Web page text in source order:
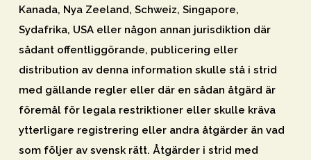
Kanada, Nya Zeeland, Schweiz, Singapore,
Sydafrika, USA eller någon annan jurisdiktion där
sådant offentliggörande, publicering eller
distribution av denna information skulle stå i strid
med gällande regler eller där en sådan åtgärd är
föremål för legala restriktioner eller skulle kräva
ytterligare registrering eller andra åtgärder än vad
som följer av svensk rätt. Åtgärder i strid med